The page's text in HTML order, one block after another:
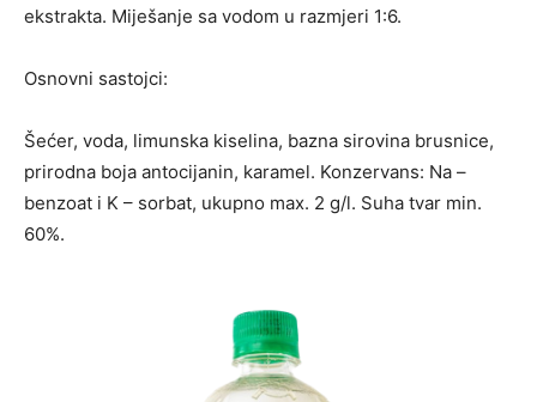
ekstrakta. Miješanje sa vodom u razmjeri 1:6.
Osnovni sastojci:
Šećer, voda, limunska kiselina, bazna sirovina brusnice,
prirodna boja antocijanin, karamel. Konzervans: Na –
benzoat i K – sorbat, ukupno max. 2 g/l. Suha tvar min.
60%.